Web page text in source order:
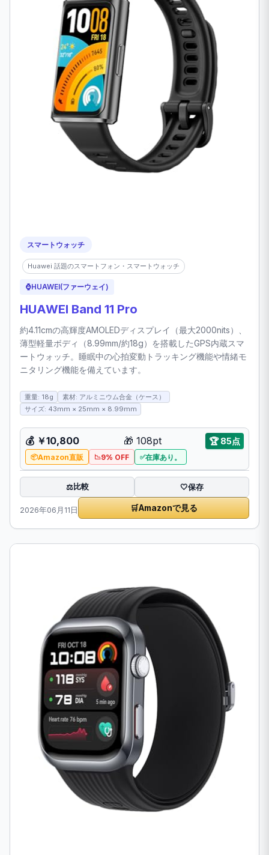
スマートウォッチ
Huawei 話題のスマートフォン・スマートウォッチ
⌚HUAWEI(ファーウェイ)
HUAWEI Band 11 Pro
約4.11cmの高輝度AMOLEDディスプレイ（最大2000nits）、
薄型軽量ボディ（8.99mm/約18g）を搭載したGPS内蔵スマ
ートウォッチ。睡眠中の心拍変動トラッキング機能や情緒モ
ニタリング機能を備えています。
重量: 18g
素材: アルミニウム合金（ケース）
サイズ: 43mm × 25mm × 8.99mm
💰 ￥10,800 🎁 108pt 🏆85点
Amazon直販 9% OFF 在庫あり。
⚖️比較 🤍保存
2026年06月11日 🛒Amazonで見る